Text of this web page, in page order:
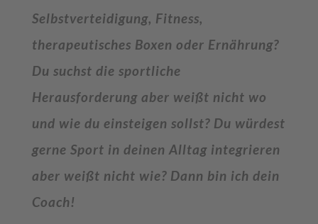
Selbstverteidigung, Fitness,
therapeutisches Boxen oder Ernährung?
Du suchst die sportliche
Herausforderung aber weißt nicht wo
und wie du einsteigen sollst? Du würdest
gerne Sport in deinen Alltag integrieren
aber weißt nicht wie? Dann bin ich dein
Coach!